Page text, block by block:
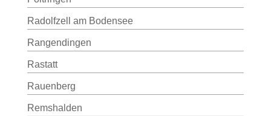
Radolfzell am Bodensee
Rangendingen
Rastatt
Rauenberg
Remshalden